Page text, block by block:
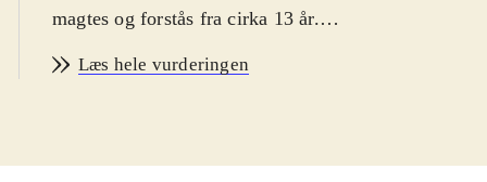
magtes og forstås fra cirka 13 år.
og grimt sprog. Ikonerne er i dén
Atelier-serie, og det tredje som er
Læs hele vurderingen